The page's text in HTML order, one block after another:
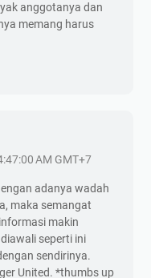
anggotanya dan
memang harus
AM GMT+7
adanya wadah
maka semangat
makin
seperti ini
sendirinya.
United. *thumbs up